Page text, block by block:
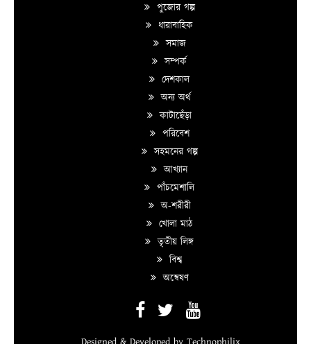
পুজোর গল্প
ধারাবাহিক
সমাজ
সম্পর্ক
দেশকাল
অন্য অর্থ
কাটাছেঁড়া
পরিবেশ
সহমনের গল্প
আখ্যান
পাঁচমেশালি
অ-শরীরী
খোলা মাঠ
তৃতীয় লিঙ্গ
বিশ্ব
অন্বেষণ